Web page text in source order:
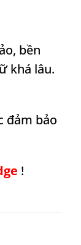
bền
khá lâu.
đảm bảo
!